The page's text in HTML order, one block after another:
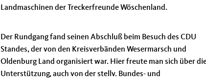
Landmaschinen der Treckerfreunde Wöschenland.
Der Rundgang fand seinen Abschluß beim Besuch des CDU
Standes, der von den Kreisverbänden Wesermarsch und
Oldenburg Land organisiert war. Hier freute man sich über
Unterstützung, auch von der stellv. Bundes- und